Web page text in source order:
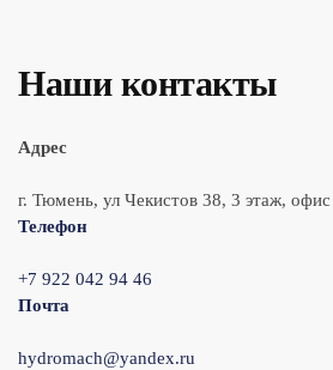
Наши контакты
Адрес
г. Тюмень, ул Чекистов 38, 3 этаж,
Телефон
+7 922 042 94 46
Почта
hydromach@yandex.ru